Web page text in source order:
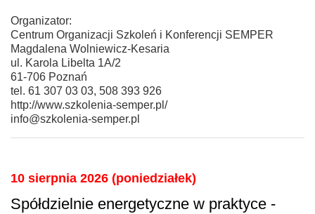
Organizator:
Centrum Organizacji Szkoleń i Konferencji SEMPER
Magdalena Wolniewicz-Kesaria
ul. Karola Libelta 1A/2
61-706 Poznań
tel. 61 307 03 03, 508 393 926
http://www.szkolenia-semper.pl/
info@szkolenia-semper.pl
10 sierpnia 2026 (poniedziałek)
Spółdzielnie energetyczne w praktyce -